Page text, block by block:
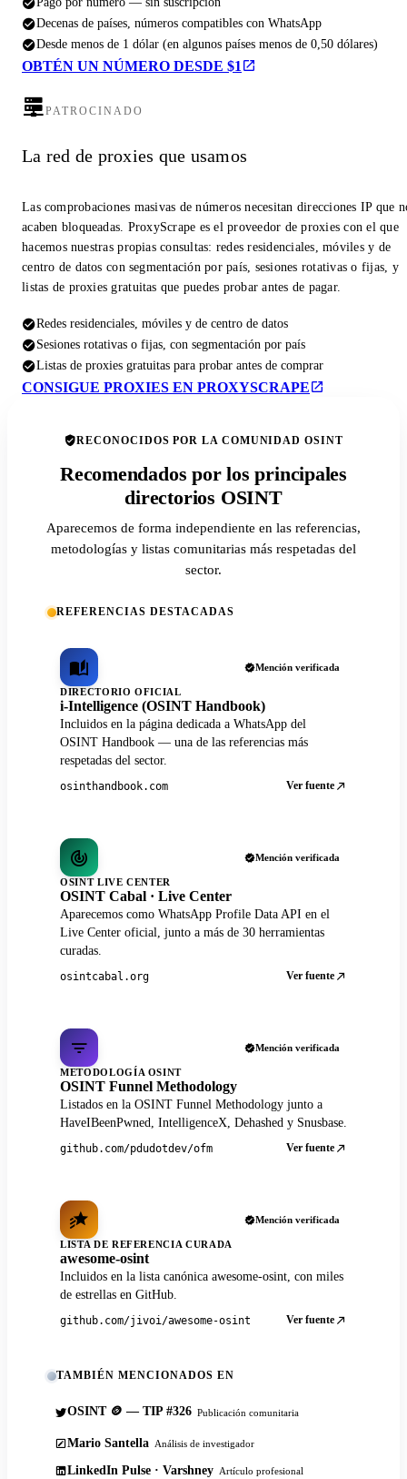
Decenas de países, números compatibles con WhatsApp
Desde menos de 1 dólar (en algunos países menos de 0,50 dólares)
OBTÉN UN NÚMERO DESDE $1
PATROCINADO
La red de proxies que usamos
Las comprobaciones masivas de números necesitan direcciones IP que
acaben bloqueadas. ProxyScrape es el proveedor de proxies con el que
hacemos nuestras propias consultas: redes residenciales, móviles y de
centro de datos con segmentación por país, sesiones rotativas o fijas, y
listas de proxies gratuitas que puedes probar antes de pagar.
Redes residenciales, móviles y de centro de datos
Sesiones rotativas o fijas, con segmentación por país
Listas de proxies gratuitas para probar antes de comprar
CONSIGUE PROXIES EN PROXYSCRAPE
RECONOCIDOS POR LA COMUNIDAD OSINT
Recomendados por los principales
directorios OSINT
Aparecemos de forma independiente en las referencias,
metodologías y listas comunitarias más respetadas del
sector.
REFERENCIAS DESTACADAS
Mención verificada
DIRECTORIO OFICIAL
i-Intelligence (OSINT Handbook)
Incluidos en la página dedicada a WhatsApp del
OSINT Handbook — una de las referencias más
respetadas del sector.
osinthandbook.com Ver fuente
Mención verificada
OSINT LIVE CENTER
OSINT Cabal · Live Center
Aparecemos como WhatsApp Profile Data API en el
Live Center oficial, junto a más de 30 herramientas
curadas.
osintcabal.org Ver fuente
Mención verificada
METODOLOGÍA OSINT
OSINT Funnel Methodology
Listados en la OSINT Funnel Methodology junto a
HaveIBeenPwned, IntelligenceX, Dehashed y Snusbase.
github.com/pdudotdev/ofm Ver fuente
Mención verificada
LISTA DE REFERENCIA CURADA
awesome-osint
Incluidos en la lista canónica awesome-osint, con miles
de estrellas en GitHub.
github.com/jivoi/awesome-osint Ver fuente
TAMBIÉN MENCIONADOS EN
OSINT 🪙 — TIP #326 Publicación comunitaria
Mario Santella Análisis de investigador
LinkedIn Pulse · Varshney Artículo profesional